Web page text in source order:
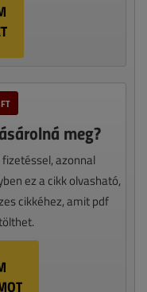
meg?
azonnal
ez a cikk olvasható,
cikkéhez, amit pdf